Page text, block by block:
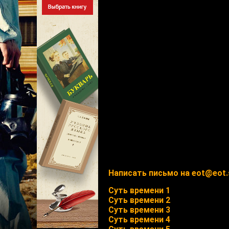
Написать письмо на
Суть времени 1
Суть времени 2
Суть времени 3
Суть времени 4